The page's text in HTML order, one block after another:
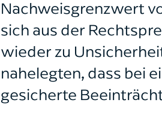
Nachweisgrenzwert
sich aus der
wieder zu
nahelegten, dass bei
gesicherte